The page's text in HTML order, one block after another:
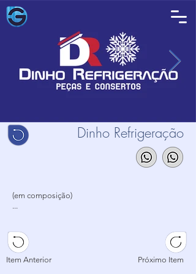
Dinho Refrigeração
(em composição)
...
Item Anterior Próximo Item